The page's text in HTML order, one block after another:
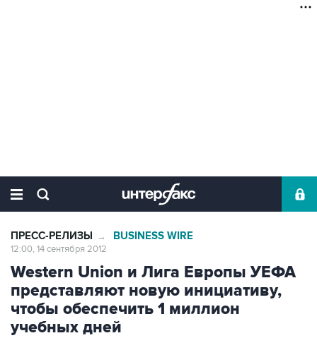
ПРЕСС-РЕЛИЗЫ → BUSINESS WIRE
12:00, 14 сентября 2012
Western Union и Лига Европы УЕФА
представляют новую инициативу,
чтобы обеспечить 1 миллион
учебных дней